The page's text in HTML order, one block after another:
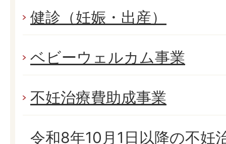
健診（妊娠・出産）
ベビーウェルカム事業
不妊治療費助成事業
令和8年10月1日以降の不妊